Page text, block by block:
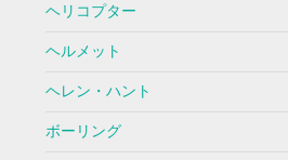
ヘリコプター
ヘルメット
ヘレン・ハント
ボーリング